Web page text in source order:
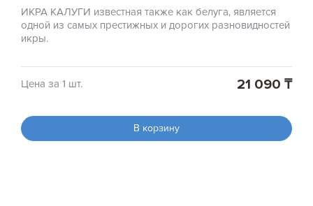
ИКРА КАЛУГИ известная также как белуга, является
одной из самых престижных и дорогих разновидностей
икры.
Цена за 1 шт. 21 090 ₸
В корзину